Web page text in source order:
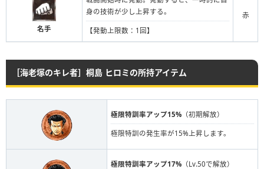
名手
身の技術が少し上昇する。
【発動上限数：1回】
赤
［海老塚のキレ者］桐島 ヒロミの所持アイテム
極限特訓率アップ15% （初期解放）
極限特訓の発生率が15%上昇します。
極限特訓率アップ17% （Lv.50で解放）